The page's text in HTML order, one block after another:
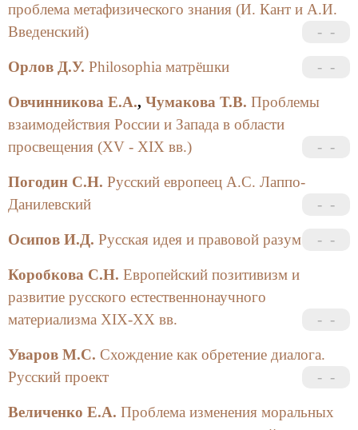
проблема метафизического знания (И. Кант и А.И.
Введенский)
Орлов Д.У. Philosophia матрёшки
Овчинникова Е.А., Чумакова Т.В. Проблемы
взаимодействия России и Запада в области
просвещения (XV - XIX вв.)
Погодин С.Н. Русский европеец А.С. Лаппо-
Данилевский
Осипов И.Д. Русская идея и правовой разум
Коробкова С.Н. Европейский позитивизм и
развитие русского естественнонаучного
материализма XIX-XX вв.
Уваров М.С. Схождение как обретение диалога.
Русский проект
Величенко Е.А. Проблема изменения моральных